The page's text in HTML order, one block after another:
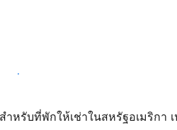
ผ่านเราตั้งแต่วันนี้
ำหรับที่พักให้เช่าในสหรัฐอเมริกา